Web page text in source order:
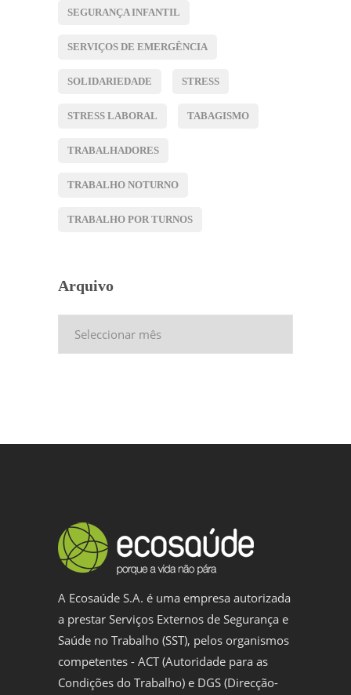
SEGURANÇA INFANTIL
SERVIÇOS DE EMERGÊNCIA
SOLIDARIEDADE STRESS
STRESS LABORAL TABAGISMO
TRABALHADORES
TRABALHO NOTURNO
TRABALHO POR TURNOS
Arquivo
A Ecosaúde S.A. é uma empresa autorizada
a prestar Serviços Externos de Segurança e
Saúde no Trabalho (SST), pelos organismos
competentes - ACT (Autoridade para as
Condições do Trabalho) e DGS (Direcção-